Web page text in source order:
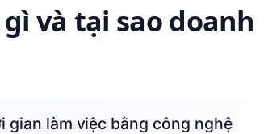
và tại sao doanh